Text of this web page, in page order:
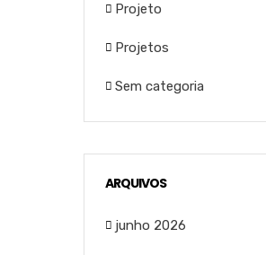
Projeto
Projetos
Sem categoria
ARQUIVOS
junho 2026